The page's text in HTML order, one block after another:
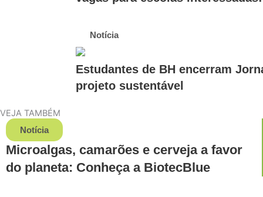
Notícia
Estudantes de BH encerram
projeto sustentável
VEJA TAMBÉM
Notícia
Microalgas, camarões e cerveja a favor
do planeta: Conheça a BiotecBlue